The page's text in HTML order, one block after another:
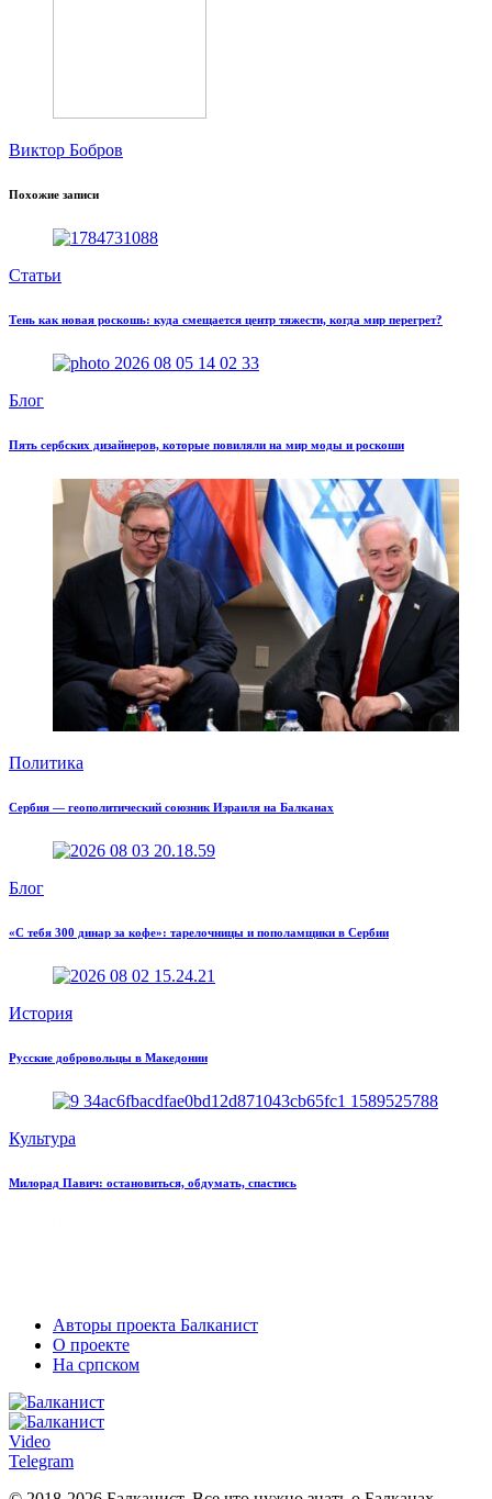
Виктор Бобров
Похожие записи
Статьи
Тень как новая роскошь: куда смещается центр тяжести, когда мир перегрет?
Блог
Пять сербских дизайнеров, которые повиляли на мир моды и роскоши
Политика
Сербия — геополитический союзник Израиля на Балканах
Блог
«С тебя 300 динар за кофе»: тарелочницы и пополамщики в Сербии
История
Русские добровольцы в Македонии
Культура
Милорад Павич: остановиться, обдумать, спастись
Авторы проекта Балканист
О проекте
На српском
Video
Telegram